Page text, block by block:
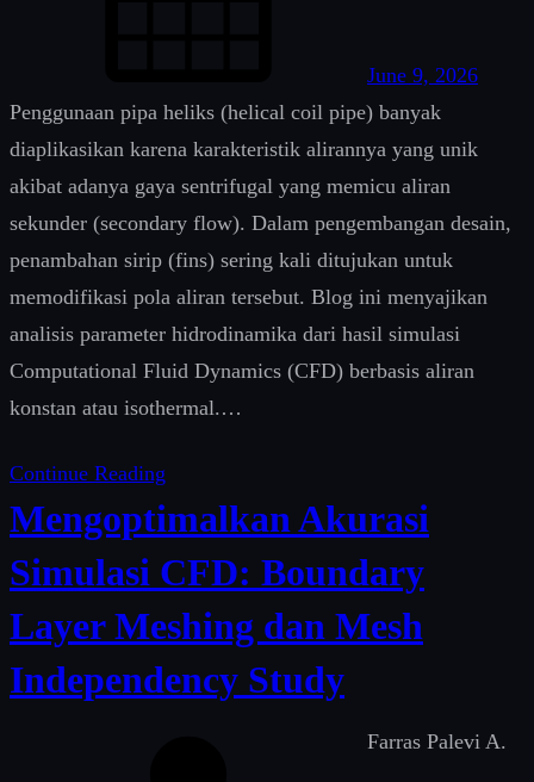
June 9, 2026
Penggunaan pipa heliks (helical coil pipe) banyak
diaplikasikan karena karakteristik alirannya yang unik
akibat adanya gaya sentrifugal yang memicu aliran
sekunder (secondary flow). Dalam pengembangan desain,
penambahan sirip (fins) sering kali ditujukan untuk
memodifikasi pola aliran tersebut. Blog ini menyajikan
analisis parameter hidrodinamika dari hasil simulasi
Computational Fluid Dynamics (CFD) berbasis aliran
konstan atau isothermal.…
Continue Reading
Mengoptimalkan Akurasi
Simulasi CFD: Boundary
Layer Meshing dan Mesh
Independency Study
Farras Palevi A.